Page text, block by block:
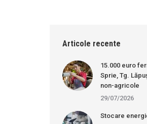
Articole recente
15.000 euro
Sprie, Tg.
non-agricole
29/07/2026
Stocare